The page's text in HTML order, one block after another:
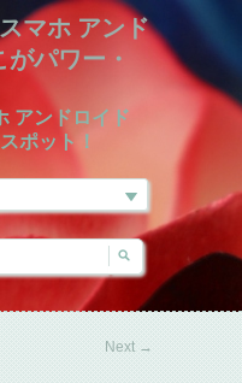
マホ アンド
パワー・
ンドロイド
ポット！
Next →